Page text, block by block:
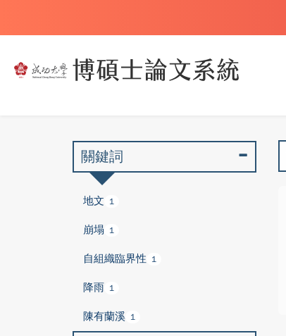
關鍵詞
地文 1
崩塌 1
自組織臨界性 1
降雨 1
陳有蘭溪 1